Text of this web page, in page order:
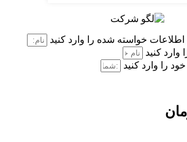
خواسته شده را وارد کنید
وارد کنید
را وارد کنید